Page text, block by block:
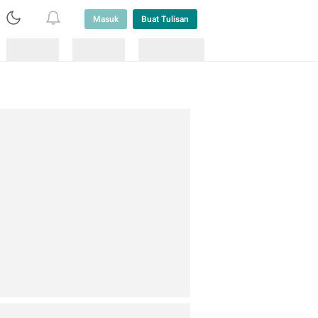
Masuk Buat Tulisan